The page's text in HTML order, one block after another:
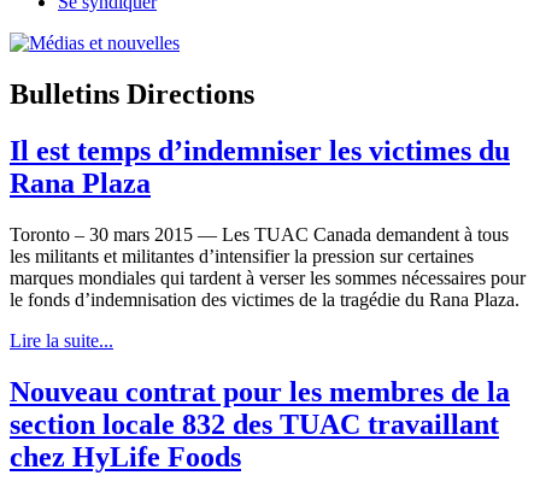
Bulletins Directions
Il est temps d’indemniser les victimes du
Rana Plaza
Toronto – 30 mars 2015 — Les TUAC Canada demandent à tous
les militants et militantes d’intensifier la pression sur certaines
marques mondiales qui tardent à verser les sommes nécessaires pour
le fonds d’indemnisation des victimes de la tragédie du Rana Plaza.
Lire la suite...
Nouveau contrat pour les membres de la
section locale 832 des TUAC travaillant
chez HyLife Foods